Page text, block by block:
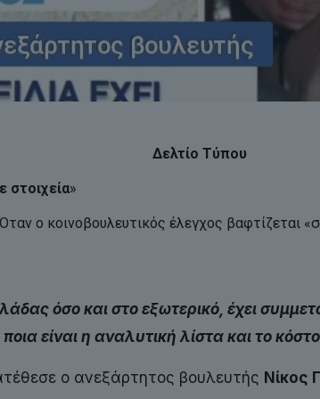
Δελτίο Τύπου
στοιχεία»
ο κοινοβουλευτικός έλεγχος βαφτίζεται
όσο και στο εξωτερικό, έχει
ποια είναι η αναλυτική λίστα και το
ο ανεξάρτητος βουλευτής Νίκος